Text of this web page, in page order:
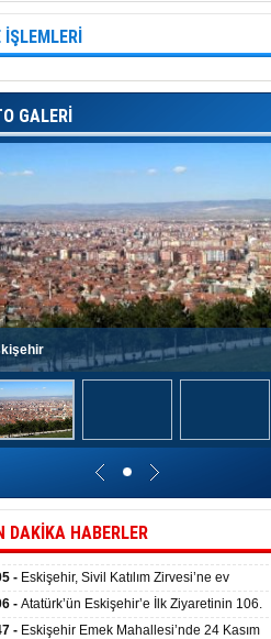
İŞLEMLERİ
GALERİ
DAKİKA HABERLER
- Eskişehir, Sivil Katılım Zirvesi’ne ev
yaptı.
- Atatürk’ün Eskişehir’e İlk Ziyaretinin 106.
Kutlandı
- Eskişehir Emek Mahallesi’nde 24 Kasım